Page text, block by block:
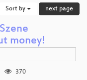
Sort by next page
money!
370